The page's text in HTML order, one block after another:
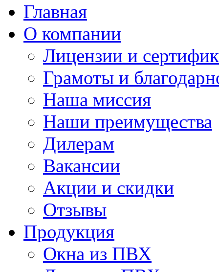
Главная
О компании
Лицензии и
Грамоты и
Наша миссия
Наши преимущества
Дилерам
Вакансии
Акции и скидки
Отзывы
Продукция
Окна из ПВХ